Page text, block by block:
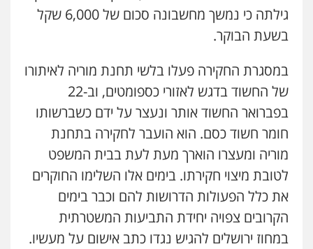
גילתה כי נמשך מחשבונה סכום של 6,000 שקל
בשעת הבוקר.
במסגרת החקירה פעלו בלשי תחנת מוריה לאיתורו
של החשוד בדגש לאזורי כספומטים, וב-22
בפברואר החשוד אותר ונעצר על ידם כשברשותו
חומר חשוד כסם. הוא הועבר לחקירה בתחנת
מוריה ומעצרו הוארך מעת לעת בבית המשפט
לטובת מיצוי חקירתו. בימים אלו השלימו החוקרים
את כלל הפעולות הדרושות להם וכבר בימים
הקרובים צפויה יחידת התביעות המשטרתית
במחוז ירושלים להגיש נגדו כתב אישום על מעשיו.
פלילי משפחה כלכלי צבאי
0507003001
מנשה, אלמוג – עורכי דין
פלילי עבירות תנועה צווארון לבן תעבורה
עורכי דין לענייני אסירים מעצרים וחקירות
0546470989
עו"ד אבי כהן
פשיעה חמורה
סמים עבירות מין
0523647066
ויקי שמואל – משרד עו"ד